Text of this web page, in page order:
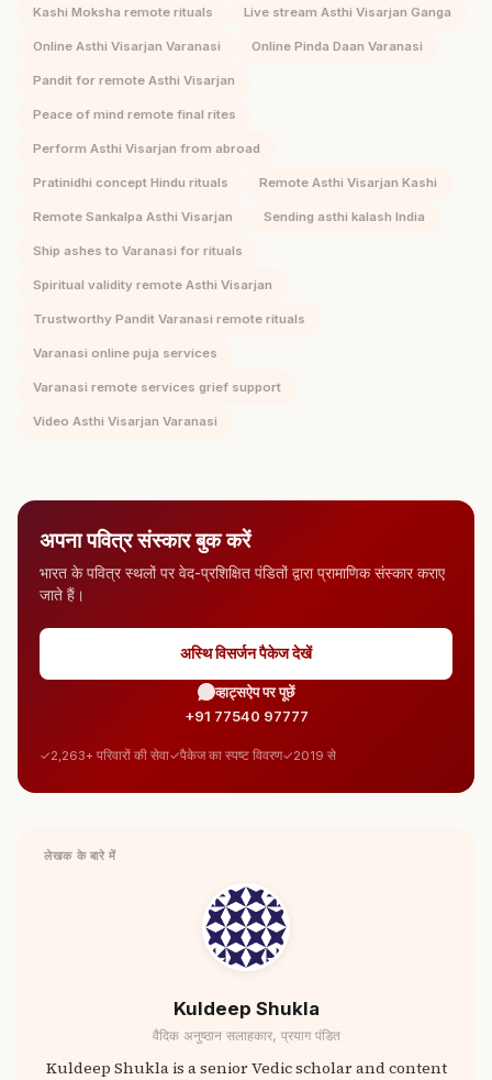
Kashi Moksha remote rituals Live stream Asthi Visarjan Ganga
Online Asthi Visarjan Varanasi Online Pinda Daan Varanasi
Pandit for remote Asthi Visarjan
Peace of mind remote final rites
Perform Asthi Visarjan from abroad
Pratinidhi concept Hindu rituals Remote Asthi Visarjan Kashi
Remote Sankalpa Asthi Visarjan Sending asthi kalash India
Ship ashes to Varanasi for rituals
Spiritual validity remote Asthi Visarjan
Trustworthy Pandit Varanasi remote rituals
Varanasi online puja services
Varanasi remote services grief support
Video Asthi Visarjan Varanasi
अपना पवित्र संस्कार बुक करें
भारत के पवित्र स्थलों पर वेद-प्रशिक्षित पंडितों द्वारा प्रामाणिक संस्कार कराए
जाते हैं।
अस्थि विसर्जन पैकेज देखें
व्हाट्सऐप पर पूछें
+91 77540 97777
2,263+ परिवारों की सेवा पैकेज का स्पष्ट विवरण 2019 से
लेखक के बारे में
Kuldeep Shukla
वैदिक अनुष्ठान सलाहकार, प्रयाग पंडित
Kuldeep Shukla is a senior Vedic scholar and content